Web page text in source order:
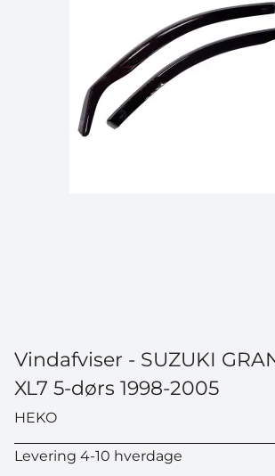
Vindafviser - SUZUKI
XL7 5-dørs 1998-2005
HEKO
Levering 4-10 hverdage